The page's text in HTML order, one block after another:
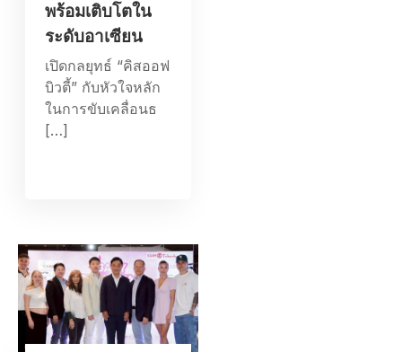
พร้อมเติบโตใน
ระดับอาเซียน
เปิดกลยุทธ์ “คิสออฟ
บิวตี้” กับหัวใจหลัก
ในการขับเคลื่อนธ
[…]